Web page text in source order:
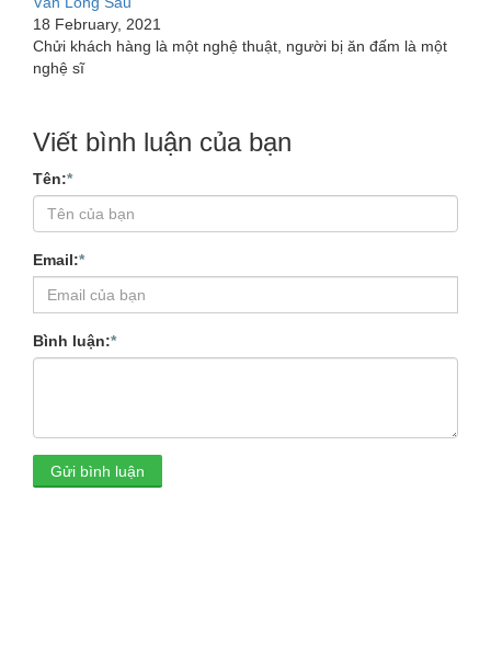
18 February, 2021
Chửi khách hàng là một nghệ thuật, người bị ăn đấm là một
nghệ sĩ
Viết bình luận của bạn
Tên:*
Email:*
Bình luận:*
Gửi bình luận